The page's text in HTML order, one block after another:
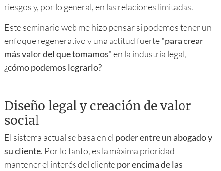
riesgos y, por lo general, en las relaciones limitadas.
Este seminario web me hizo pensar si podemos tener un
enfoque regenerativo y una actitud fuerte"para crear
más valor del que tomamos"en la industria legal,
¿cómo podemos lograrlo?
Diseño legal y creación de valor
social
El sistema actual se basa en el poder entre un abogado y
su cliente. Por lo tanto, es la máxima prioridad
mantener el interés del clientepor encima de las